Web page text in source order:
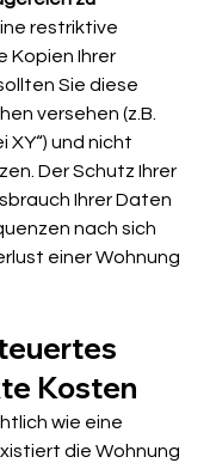
restriktive
Kopien Ihrer
Sie diese
versehen (z.B.
XY“) und nicht
Der Schutz Ihrer
Ihrer Daten
nach sich
einer Wohnung
Kosten
wie eine
die Wohnung